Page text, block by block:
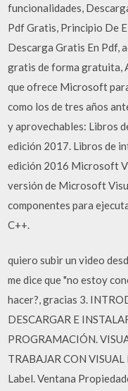
funcionalidades,
Pdf Gratis, Principio De
Descarga Gratis En Pdf,
gratis de forma gratuita,
que ofrece Microsoft
como los de tres años
y aprovechables: Libros
edición 2017. Libros de
edición 2016 Microsoft
versión de Microsoft
componentes para
C++.
quiero subir un video
me dice que "no estoy
hacer?, gracias 3.
DESCARGAR E
PROGRAMACIÓN.
TRABAJAR CON
Label. Ventana